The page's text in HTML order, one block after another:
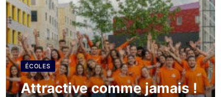
ÉCOLES
Attractive comme jamais !